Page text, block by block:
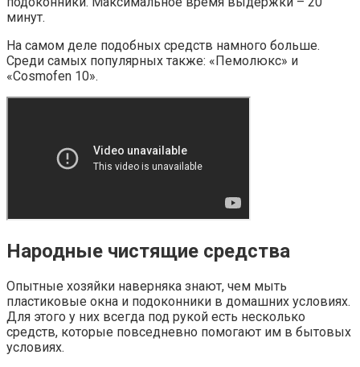
минут.
На самом деле подобных средств намного больше.
Среди самых популярных также: «Пемолюкс» и
«Cosmofen 10».
Народные чистящие средства
Опытные хозяйки наверняка знают, чем мыть
пластиковые окна и подоконники в домашних условиях.
Для этого у них всегда под рукой есть несколько
средств, которые повседневно помогают им в бытовых
условиях.